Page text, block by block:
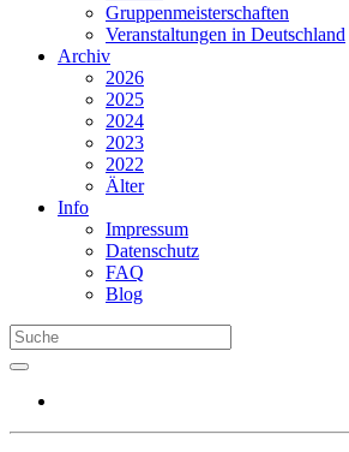
Gruppenmeisterschaften
Veranstaltungen in Deutschland
Archiv
2026
2025
2024
2023
2022
Älter
Info
Impressum
Datenschutz
FAQ
Blog